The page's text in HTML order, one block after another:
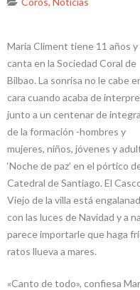
María Climent tiene 11 años y
canta en la Sociedad Coral de
Bilbao. La sonrisa no le cabe
cara cuando acaba de
junto a un centenar de
de la formación -hombres y
mujeres, niños, jóvenes y
‘Noche de paz’ en el pórtico
Catedral de Santiago. El
Viejo de la villa está
con las luces de Navidad y a
parece importarle que haga
ratos llueva a mares.
«Canto de todo», confiesa